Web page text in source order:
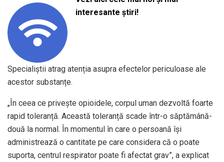
interesante știri!
Specialiștii atrag atenția asupra efectelor periculoase ale
acestor substanțe.
„În ceea ce privește opioidele, corpul uman dezvoltă foarte
rapid toleranță. Această toleranță scade într-o săptămână-
două la normal. În momentul în care o persoană își
administrează o cantitate pe care considera că o poate
suporta, centrul respirator poate fi afectat grav”, a explicat